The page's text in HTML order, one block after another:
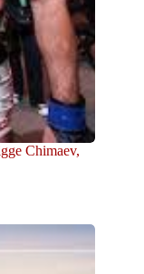
Chimaev,